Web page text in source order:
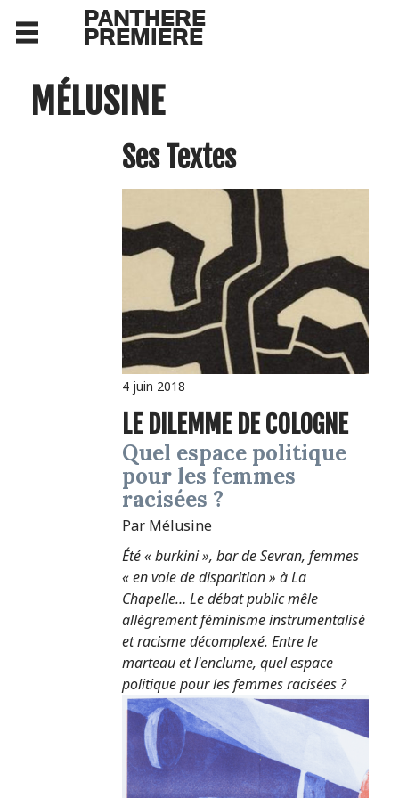
PANTHERE
PREMIERE
MÉLUSINE
Ses Textes
4 juin 2018
LE DILEMME DE COLOGNE
Quel espace politique
pour les femmes
racisées ?
Par Mélusine
Été « burkini », bar de Sevran, femmes
« en voie de disparition » à La
Chapelle… Le débat public mêle
allègrement féminisme instrumentalisé
et racisme décomplexé. Entre le
marteau et l'enclume, quel espace
politique pour les femmes racisées ?